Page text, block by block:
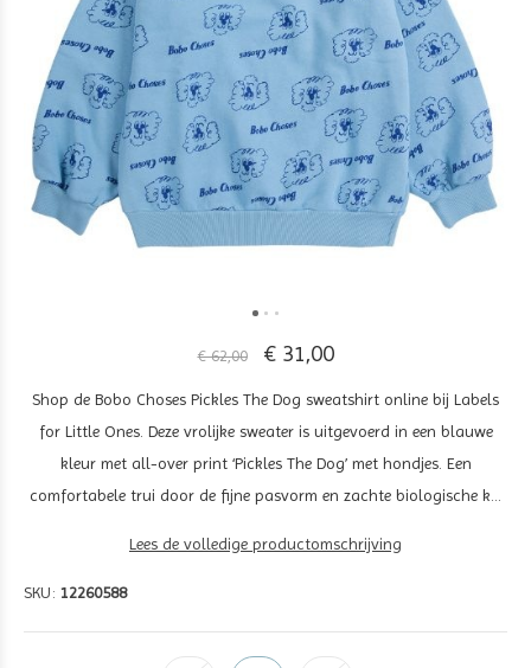
€ 62,00 € 31,00
Shop de Bobo Choses Pickles The Dog sweatshirt online bij Labels
for Little Ones. Deze vrolijke sweater is uitgevoerd in een blauwe
kleur met all-over print ‘Pickles The Dog’ met hondjes. Een
comfortabele trui door de fijne pasvorm en zachte biologische k...
Lees de volledige productomschrijving
SKU: 12260588